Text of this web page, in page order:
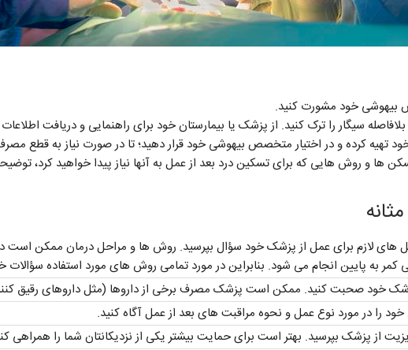
بیهوشی خود مشورت کنید.
سیگار را ترک کنید. از پزشک یا بیمارستان خود برای راهنمایی و دریافت
تهیه کرده و در اختیار متخصص بیهوشی خود قرار دهید؛ تا در صورت نیاز به قطع
و روش هایی که برای تسکین درد بعد از عمل به آنها نیاز پیدا خواهید کرد،
های لازم برای عمل از پزشک خود سؤال بپرسید. روش ها و مراحل درمان ممکن است در
به پایین انجام می شود. بنابراین در مورد تمامی روش های مورد استفاده سؤالات
خود صحبت کنید. ممکن است پزشک مصرف برخی از داروها (مثل داروهای رقیق
خود را در مورد نوع عمل و نحوه مراقبت های بعد از عمل آگاه کنید.
از پزشک بپرسید. بهتر است برای حمایت بیشتر یکی از نزدیکانتان شما را همراهی